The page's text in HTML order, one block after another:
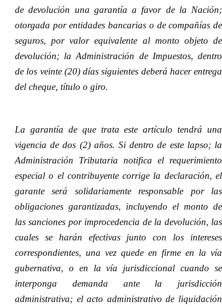
de devolución una garantía a favor de la Nación;
otorgada por entidades bancarias o de compañías de
seguros, por valor equivalente al monto objeto de
devolución; la Administración de Impuestos, dentro
de los veinte (20) días siguientes deberá hacer entrega
del cheque, título o giro.
La garantía de que trata este artículo tendrá una
vigencia de dos (2) años. Si dentro de este lapso; la
Administración Tributaria notifica el requerimiento
especial o el contribuyente corrige la declaración, el
garante será solidariamente responsable por las
obligaciones garantizadas, incluyendo el monto de
las sanciones por improcedencia de la devolución, las
cuales se harán efectivas junto con los intereses
correspondientes, una vez quede en firme en la vía
gubernativa, o en la vía jurisdiccional cuando se
interponga demanda ante la jurisdicción
administrativa; el acto administrativo de liquidación